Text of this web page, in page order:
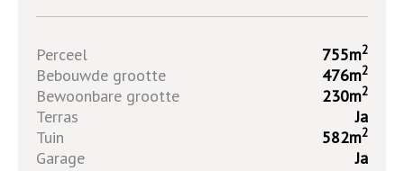
Perceel 755m2
Bebouwde grootte 476m2
Bewoonbare grootte 230m2
Terras
Ja
Tuin
582m2
Garage
Ja